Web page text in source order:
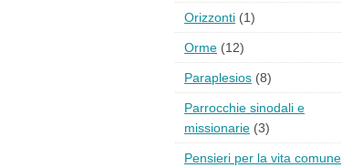
Orizzonti (1)
Orme (12)
Paraplesios (8)
Parrocchie sinodali e
missionarie (3)
Pensieri per la vita comune